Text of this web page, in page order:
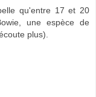
qu'entre 17 et 20
une espèce de
plus).